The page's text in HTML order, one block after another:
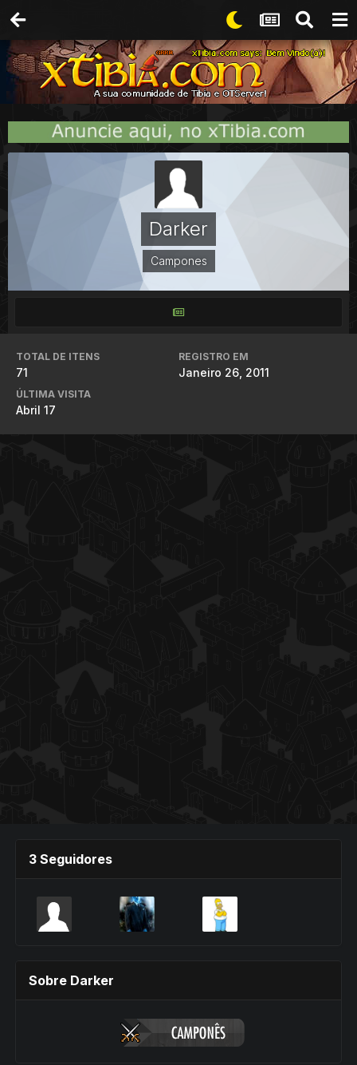
Darker
Campones
TOTAL DE ITENS
71
REGISTRO EM
Janeiro 26, 2011
ÚLTIMA VISITA
Abril 17
3 Seguidores
Sobre Darker